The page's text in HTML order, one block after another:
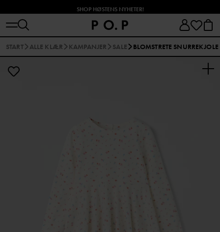
SHOP HØSTENS NYHETER!
START ALLE KLÆR KAMPANJER SALE BLOMSTRETE SNURREKJOLE